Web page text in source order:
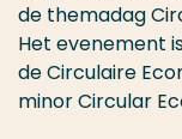
de themadag
Het evenement
de Circulaire
minor Circular